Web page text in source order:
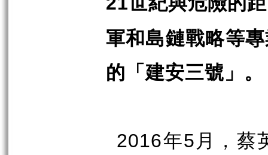
軍和島鏈戰略等
的「建安三號」。
2016年5 月，蔡